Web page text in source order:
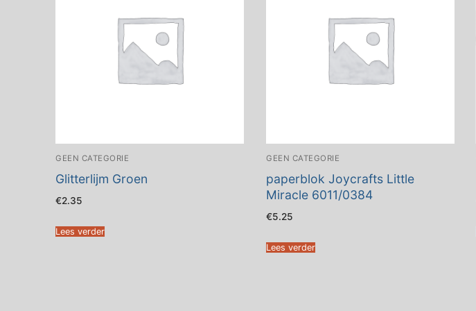
GEEN CATEGORIE
Glitterlijm Groen
€2.35
Lees verder
GEEN CATEGORIE
paperblok Joycrafts Little
Miracle 6011/0384
€5.25
Lees verder